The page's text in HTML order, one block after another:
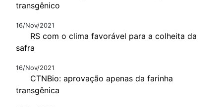
transgênico
16/Nov/2021
RS com o clima favorável para a colheita da
safra
16/Nov/2021
CTNBio: aprovação apenas da farinha
transgênica